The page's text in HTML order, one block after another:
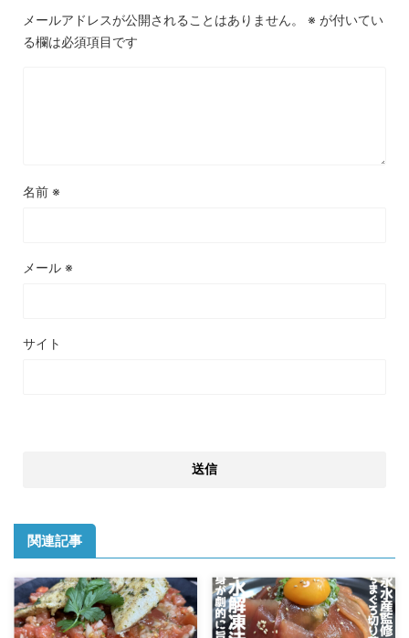
メールアドレスが公開されることはありません。 ※ が付いてい
る欄は必須項目です
名前 ※
メール ※
サイト
関連記事